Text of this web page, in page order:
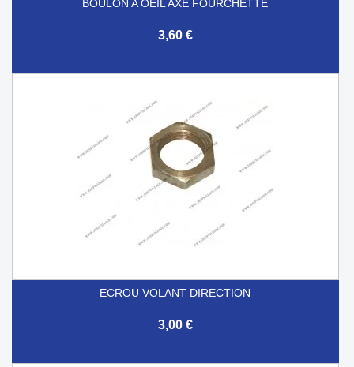
BOULON A OEIL AXE FOURCHETTE
3,60 €
ECROU VOLANT DIRECTION
3,00 €